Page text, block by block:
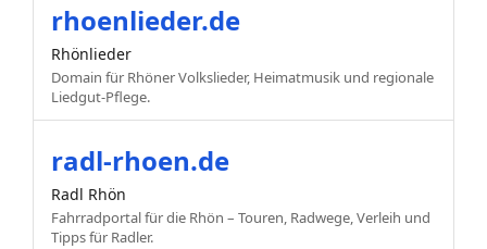
rhoenlieder.de
Rhönlieder
Domain für Rhöner Volkslieder, Heimatmusik und regionale
Liedgut-Pflege.
radl-rhoen.de
Radl Rhön
Fahrradportal für die Rhön – Touren, Radwege, Verleih und
Tipps für Radler.